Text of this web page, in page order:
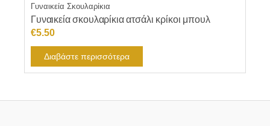
Γυναικεία Σκουλαρίκια
Γυναικεία σκουλαρίκια ατσάλι κρίκοι μπουλ
€5.50
Διαβάστε περισσότερα